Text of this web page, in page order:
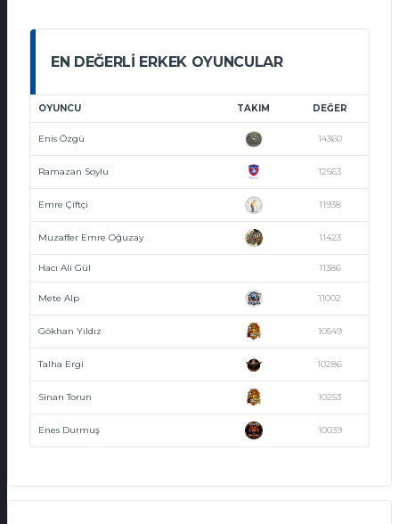
EN DEĞERLI ERKEK OYUNCULAR
OYUNCU TAKIM DEĞER
Enis Özgü 14360
Ramazan Soylu 12563
Emre Çiftçi 11938
Muzaffer Emre Oğuzay 11423
Hacı Ali Gül 11386
Mete Alp 11002
Gökhan Yıldız 10549
Talha Ergi 10286
Sinan Torun 10253
Enes Durmuş 10039